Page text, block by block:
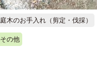
庭木のお手入れ（剪定・伐採）
その他